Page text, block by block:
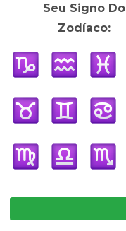
Seu Signo Do
Zodíaco: